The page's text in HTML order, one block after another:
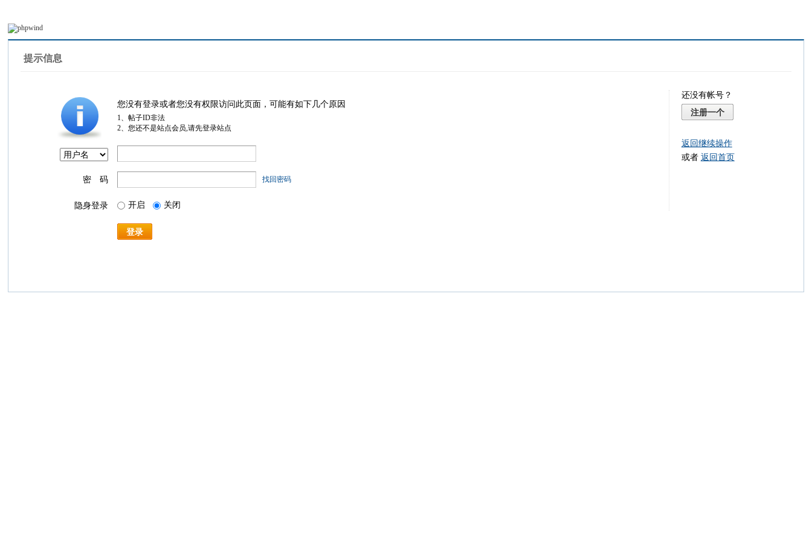
提示信息
您没有登录或者您没有权限访问此页面，可能有如下几个原因
1、帖子ID非法
2、您还不是站点会员,请先登录站点
密 码 找回密码
隐身登录 开启 关闭
登录
还没有帐号？
注册一个
返回继续操作
或者 返回首页